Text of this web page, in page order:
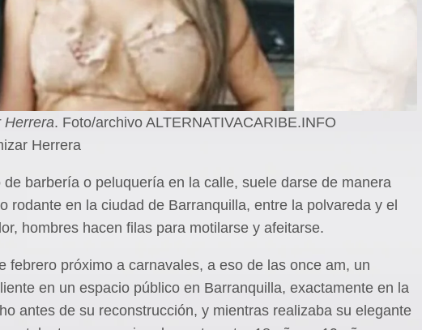
Herrera. Foto/archivo ALTERNATIVACARIBE.INFO
Herrera
de barbería o peluquería en la calle, suele darse de manera
rodante en la ciudad de Barranquilla, entre la polvareda y el
hombres hacen filas para motilarse y afeitarse.
febrero próximo a carnavales, a eso de las once am, un
en un espacio público en Barranquilla, exactamente en la
antes de su reconstrucción, y mientras realizaba su elegante